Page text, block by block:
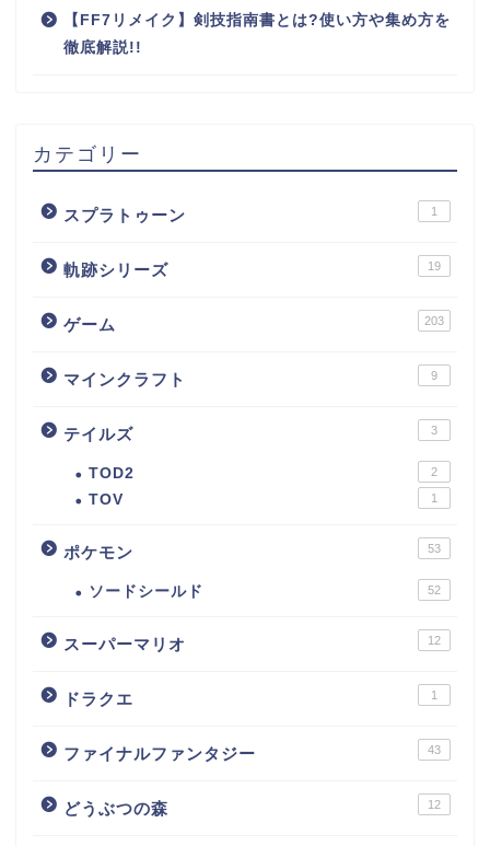
【FF7リメイク】剣技指南書とは?使い方や集め方を
徹底解説!!
カテゴリー
スプラトゥーン 1
軌跡シリーズ 19
ゲーム 203
マインクラフト 9
テイルズ 3
TOD2 2
TOV 1
ポケモン 53
ソードシールド 52
スーパーマリオ 12
ドラクエ 1
ファイナルファンタジー 43
どうぶつの森 12